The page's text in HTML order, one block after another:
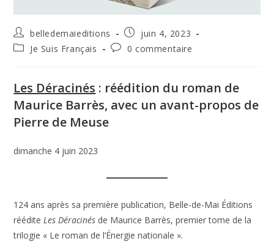
Auteur/autrice
de
la
belledemaieditions
Publication
publiée :
juin 4, 2023
PostJe Suis Français
Commentaires
publication :
0 commentaire
Les Déracinés : réédition du roman de
Maurice Barrès, avec un avant-propos de
Pierre de Meuse
dimanche 4 juin 2023
124 ans après sa première publication, Belle-de-Mai Éditions
réédite Les Déracinés de Maurice Barrès, premier tome de la
trilogie « Le roman de l’Énergie nationale ».